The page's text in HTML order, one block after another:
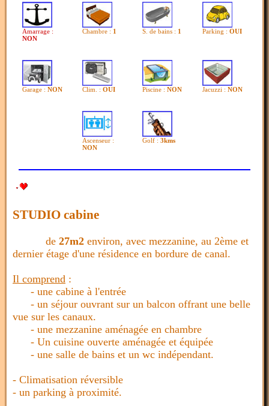
Amarrage :
NON
Chambre : 1 S. de bains : 1 Parking : OUI
Garage : NON Clim. : OUI Piscine : NON Jacuzzi : NON
Ascenseur :
NON
Golf : 3kms
STUDIO cabine
de 27m2 environ, avec mezzanine, au 2ème et
dernier étage d'une résidence en bordure de canal.
Il comprend :
- une cabine à l'entrée
- un séjour ouvrant sur un balcon offrant une belle
vue sur les canaux.
- une mezzanine aménagée en chambre
- Un cuisine ouverte aménagée et équipée
- une salle de bains et un wc indépendant.
- Climatisation réversible
- un parking à proximité.